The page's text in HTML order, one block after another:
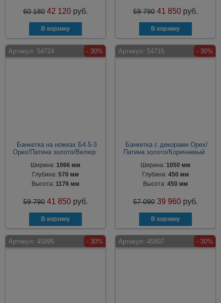
60 180 42 120 руб. 59 790 41 850 руб.
Артикул: 54724 - 30%
Банкетка на ножках Б4.5-3
Орех/Патина золото/Велюр
Ширина:1066 мм
Глубина:570 мм
Высота:1176 мм
59 790 41 850 руб.
Артикул: 54715 - 30%
Банкетка с декорами Орех/
Патина золото/Коричневый
Ширина: 1050 мм
Глубина: 450 мм
Высота: 450 мм
57 090 39 960 руб.
Артикул: 45895 - 30% Артикул: 45897 - 30%